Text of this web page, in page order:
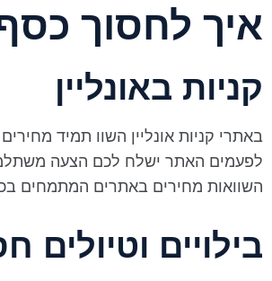
איך לחסוך כסף
קניות באונליין
באתרי קניות אונליין השוו תמיד
לפעמים האתר ישלח לכם הצעה משתלמת
השוואות מחירים באתרים המתמחים
בילויים וטיולים